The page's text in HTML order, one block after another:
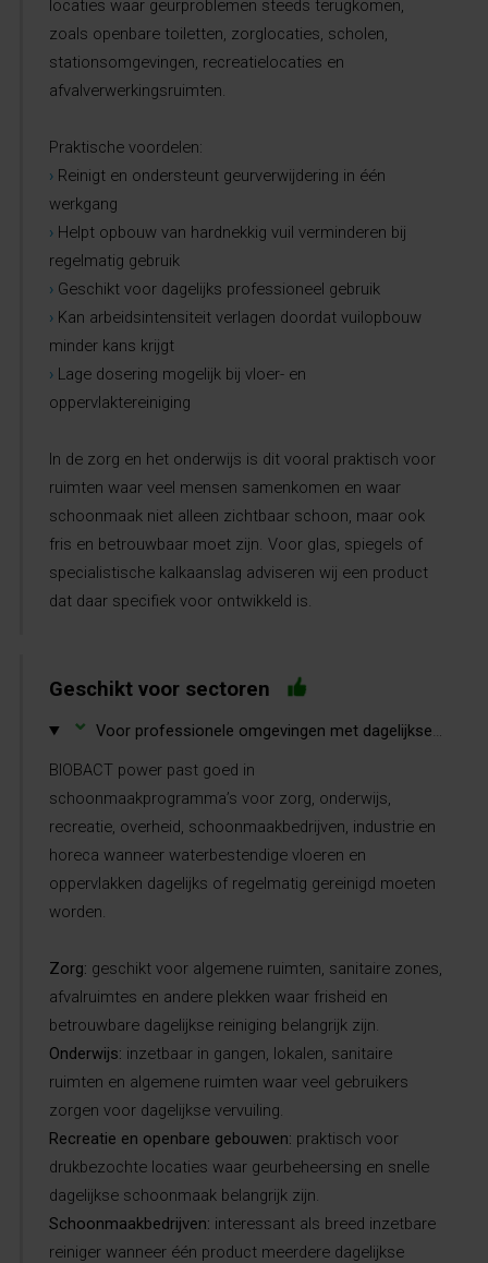
locaties waar geurproblemen steeds terugkomen,
zoals openbare toiletten, zorglocaties, scholen,
stationsomgevingen, recreatielocaties en
afvalverwerkingsruimten.
Praktische voordelen:
› Reinigt en ondersteunt geurverwijdering in één
werkgang
› Helpt opbouw van hardnekkig vuil verminderen bij
regelmatig gebruik
› Geschikt voor dagelijks professioneel gebruik
› Kan arbeidsintensiteit verlagen doordat vuilopbouw
minder kans krijgt
› Lage dosering mogelijk bij vloer- en
oppervlaktereiniging
In de zorg en het onderwijs is dit vooral praktisch voor
ruimten waar veel mensen samenkomen en waar
schoonmaak niet alleen zichtbaar schoon, maar ook
fris en betrouwbaar moet zijn. Voor glas, spiegels of
specialistische kalkaanslag adviseren wij een product
dat daar specifiek voor ontwikkeld is.
Geschikt voor sectoren
⌄ Voor professionele omgevingen met dagelijkse vervuiling en terugkerende geurbelasting.
BIOBACT power past goed in
schoonmaakprogramma’s voor zorg, onderwijs,
recreatie, overheid, schoonmaakbedrijven, industrie en
horeca wanneer waterbestendige vloeren en
oppervlakken dagelijks of regelmatig gereinigd moeten
worden.
Zorg: geschikt voor algemene ruimten, sanitaire zones,
afvalruimtes en andere plekken waar frisheid en
betrouwbare dagelijkse reiniging belangrijk zijn.
Onderwijs: inzetbaar in gangen, lokalen, sanitaire
ruimten en algemene ruimten waar veel gebruikers
zorgen voor dagelijkse vervuiling.
Recreatie en openbare gebouwen: praktisch voor
drukbezochte locaties waar geurbeheersing en snelle
dagelijkse schoonmaak belangrijk zijn.
Schoonmaakbedrijven: interessant als breed inzetbare
reiniger wanneer één product meerdere dagelijkse